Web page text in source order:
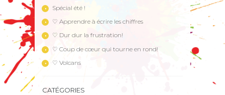
Spécial été !
♡ Apprendre à écrire les chiffres
♡ Dur dur la frustration!
♡ Coup de cœur qui tourne en rond!
♡ Volcans
CATÉGORIES